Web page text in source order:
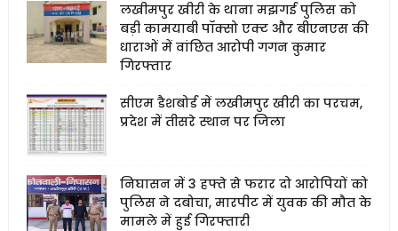
लखीमपुर खीरी के थाना मझगई पुलिस को
बड़ी कामयाबी पॉक्सो एक्ट और बीएनएस की
धाराओं में वांछित आरोपी गगन कुमार
गिरफ्तार
सीएम डैशबोर्ड में लखीमपुर खीरी का परचम,
प्रदेश में तीसरे स्थान पर जिला
निघासन में 3 हफ्ते से फरार दो आरोपियों को
पुलिस ने दबोचा, मारपीट में युवक की मौत के
मामले में हुई गिरफ्तारी